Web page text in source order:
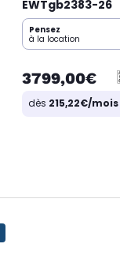
EWTgb2383-26
Pensez
à la location
3799,00€
dès 215,22€/mois